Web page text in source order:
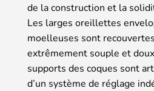
de la construction et la
Les larges oreillettes
moelleuses sont recouvertes
extrêmement souple et
supports des coques sont
d’un système de réglage